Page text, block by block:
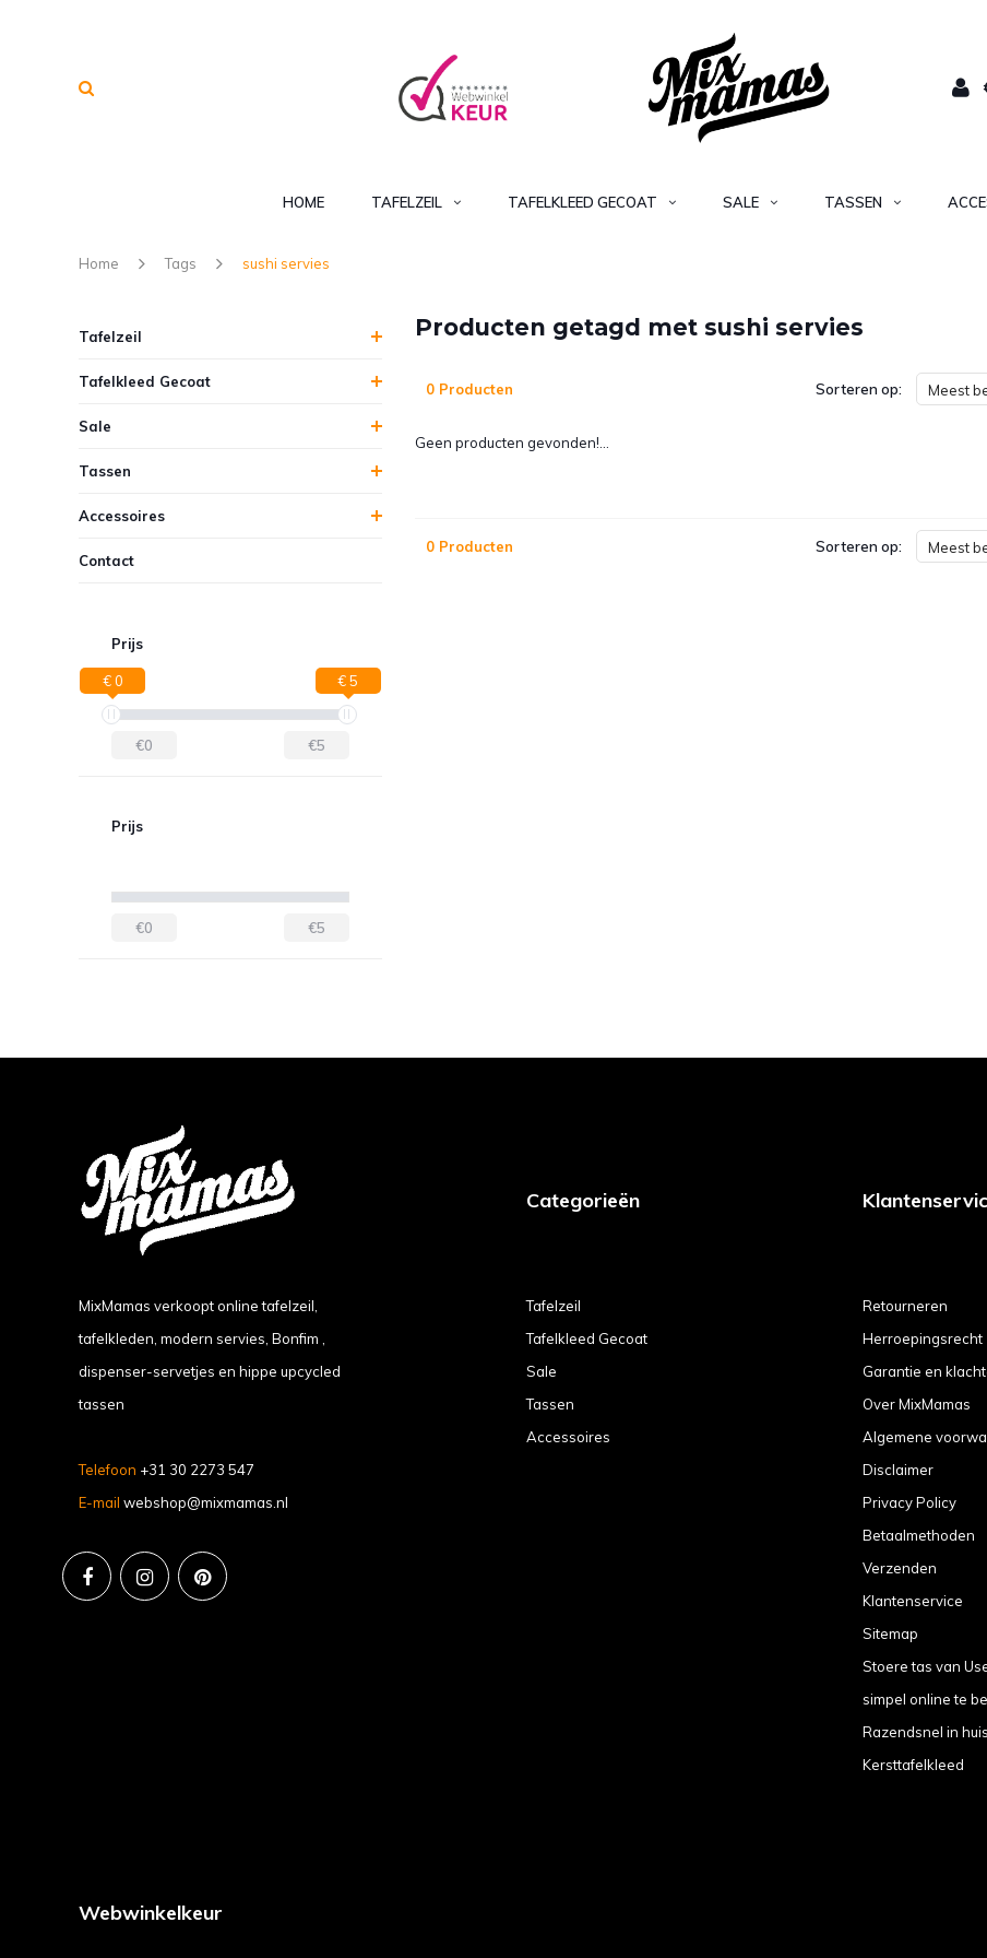
HOME TAFELZEIL TAFELKLEED GECOAT SALE TASSEN
Home Tags sushi servies
Tafelzeil
Tafelkleed Gecoat
Sale
Tassen
Accessoires
Contact
Prijs
€ 0 € 5
€0 €5
Prijs
€0 €5
Producten getagd met sushi servies
0 Producten Sorteren op: Meest
Geen producten gevonden!...
0 Producten Sorteren op: Meest
MixMamas verkoopt online tafelzeil,
tafelkleden, modern servies, Bonfim ,
dispenser-servetjes en hippe upcycled
tassen
Telefoon +31 30 2273 547
E-mail webshop@mixmamas.nl
Categorieën
Tafelzeil
Tafelkleed Gecoat
Sale
Tassen
Accessoires
Retourneren
Herroepingsrecht
Garantie en
Over MixMamas
Algemene
Disclaimer
Privacy Policy
Betaalmethoden
Verzenden
Klantenservice
Sitemap
Stoere tas van
simpel online te
Razendsnel in huis
Kersttafelkleed
Webwinkelkeur